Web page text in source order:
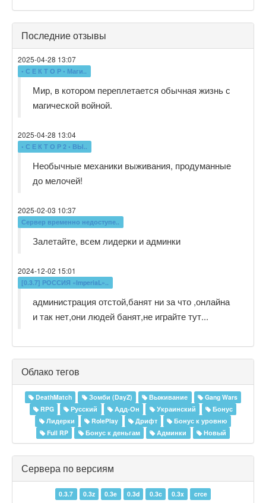
Последние отзывы
2025-04-28 13:07
• С Е К Т О Р • Маги..
Мир, в котором переплетается обычная жизнь с
магической войной.
2025-04-28 13:04
• С Е К Т О Р 2 • ВЫ..
Необычные механики выживания, продуманные
до мелочей!
2025-02-03 10:37
Сервер временно недоступе..
Залетайте, всем лидерки и админки
2024-12-02 15:01
[0.3.7] РОССИЯ «ImperiaL»..
администрация отстой,банят ни за что ,онлайна
и так нет,они людей банят,не играйте тут...
Облако тегов
DeathMatch Зомби (DayZ) Выживание
Gang Wars
RPG
Русский Адд-Он Украинский
Бонус
Лидерки
RolePlay Дрифт
Бонус к уровню
Full RP
Бонус к деньгам Админки Новый
Сервера по версиям
0.3.7 0.3z 0.3e 0.3d 0.3c 0.3x crce